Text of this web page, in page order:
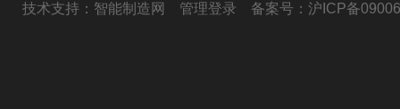
技术支持： 智能制造网 管理登录 备案号： 沪ICP备